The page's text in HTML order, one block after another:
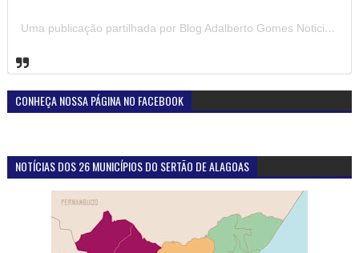
Uma publicação partilhada por Blog Adalberto Gomes Noticias (@blogadalbertogomesnoticiass)
CONHEÇA NOSSA PÁGINA NO FACEBOOK
NOTÍCIAS DOS 26 MUNICÍPIOS DO SERTÃO DE ALAGOAS